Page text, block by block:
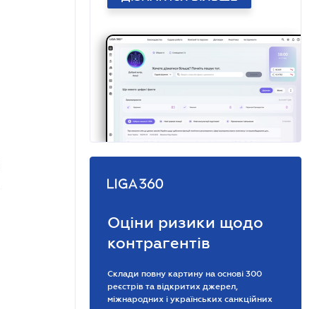
Оціни ризики щодо
контрагентів
Склади повну картину на основі 300
реєстрів та відкритих джерел,
міжнародних і українських санкційних